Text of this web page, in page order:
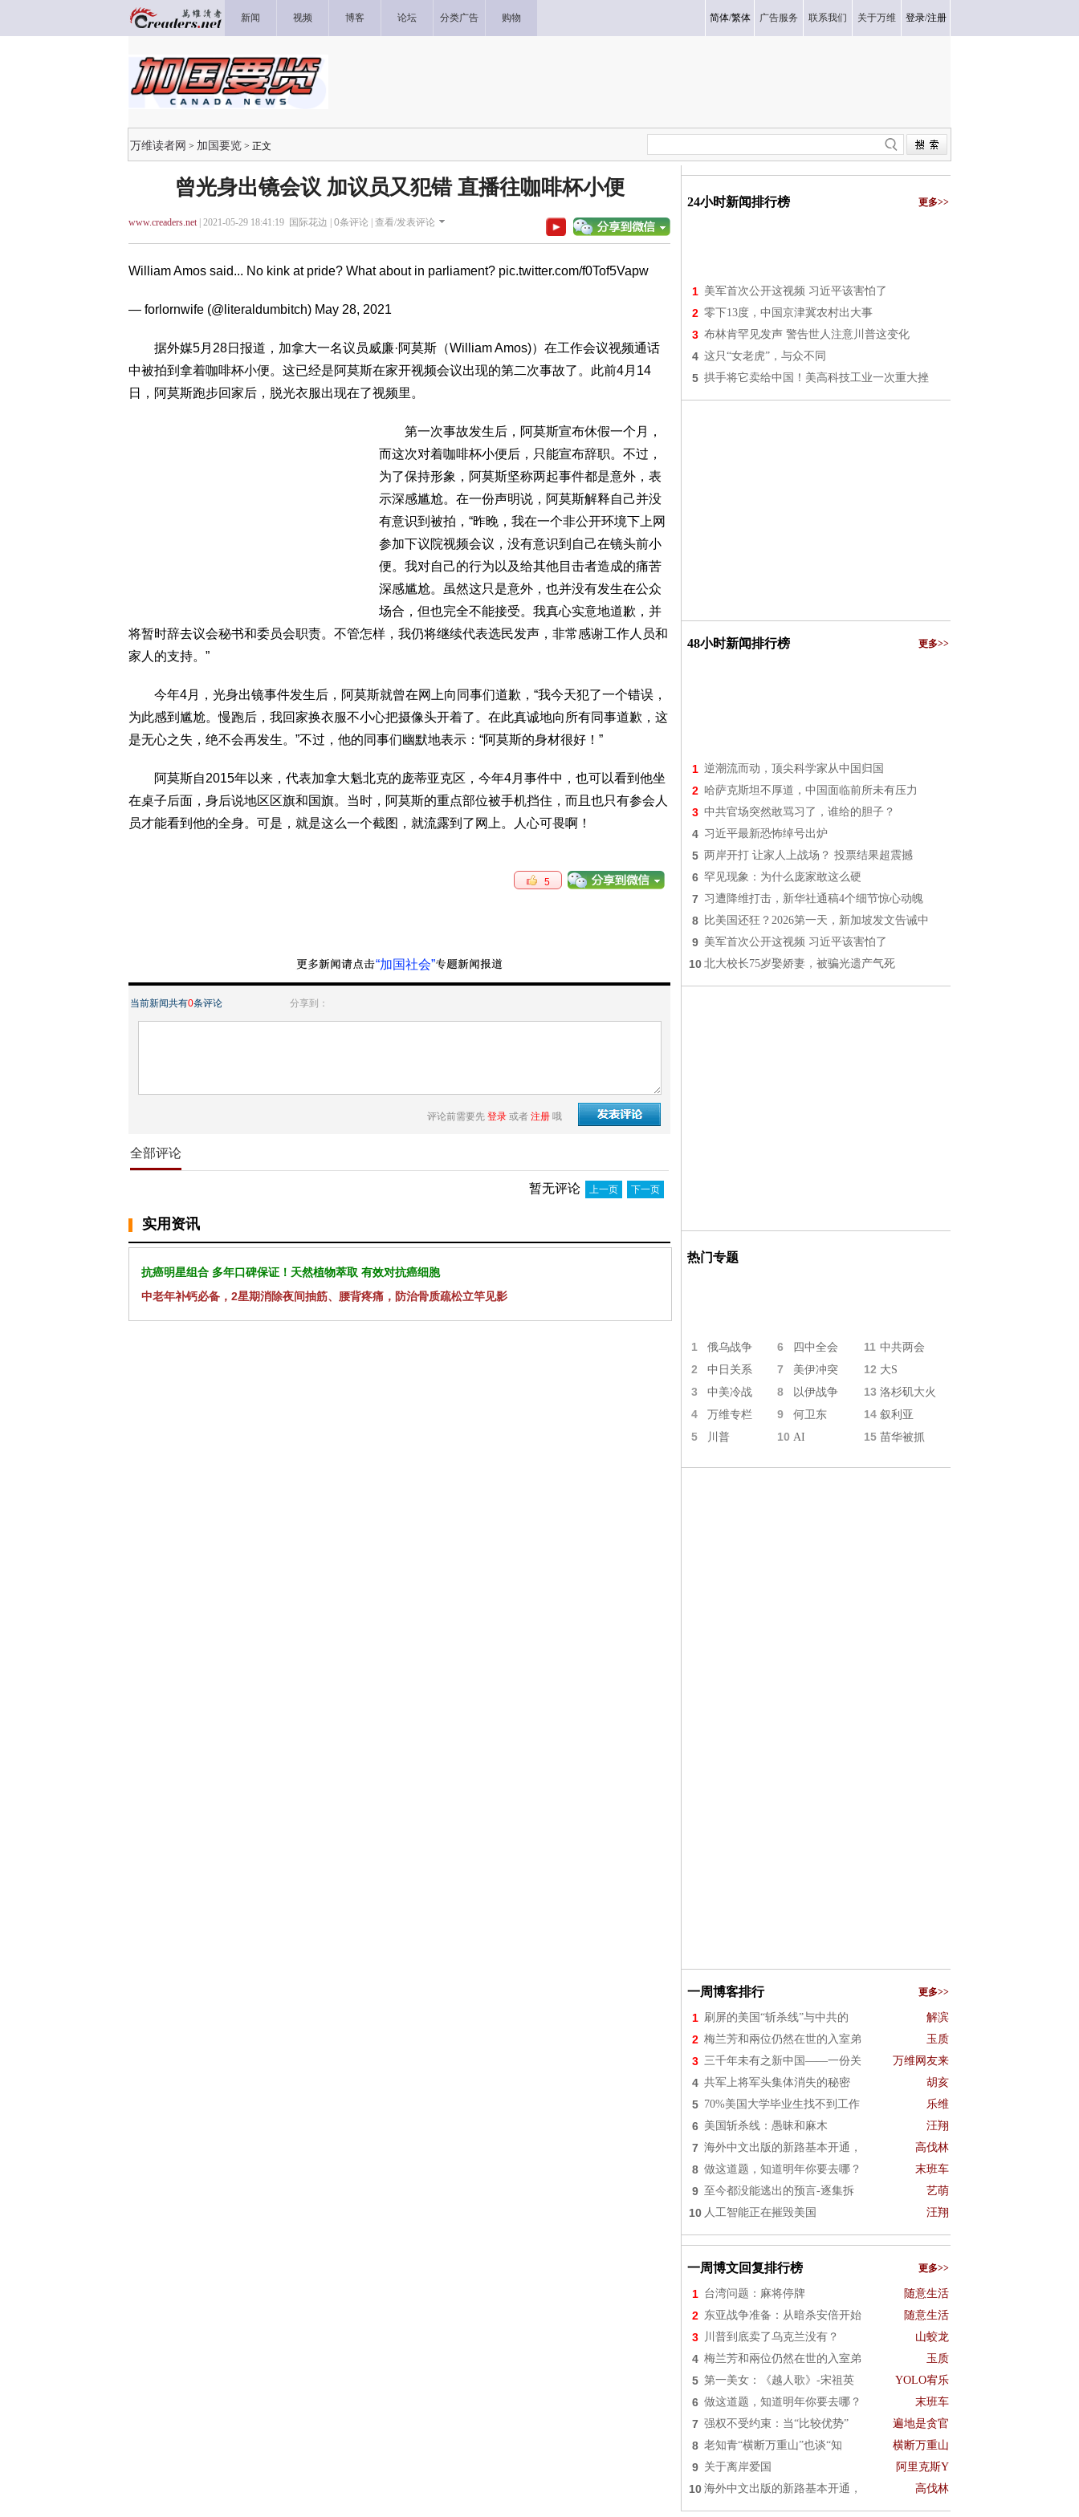
新闻 视频 博客 论坛 分类广告 购物 简体/繁体 广告服务 联系我们 关于万维 登录/注册
万维读者网 > 加国要览 > 正文
曾光身出镜会议 加议员又犯错 直播往咖啡杯小便
www.creaders.net| 2021-05-29 18:41:19 国际花边 | 0条评论 | 查看/发表评论
William Amos said... No kink at pride? What about in parliament? pic.twitter.com/f0Tof5Vapw
— forlornwife (@literaldumbitch) May 28, 2021
据外媒5月28日报道，加拿大一名议员威廉·阿莫斯（William Amos)）在工作会议视频通话
中被拍到拿着咖啡杯小便。这已经是阿莫斯在家开视频会议出现的第二次事故了。此前4月14
日，阿莫斯跑步回家后，脱光衣服出现在了视频里。
第一次事故发生后，阿莫斯宣布休假一个月，
而这次对着咖啡杯小便后，只能宣布辞职。不过，
为了保持形象，阿莫斯坚称两起事件都是意外，表
示深感尴尬。在一份声明说，阿莫斯解释自己并没
有意识到被拍，“昨晚，我在一个非公开环境下上网
参加下议院视频会议，没有意识到自己在镜头前小
便。我对自己的行为以及给其他目击者造成的痛苦
深感尴尬。虽然这只是意外，也并没有发生在公众
场合，但也完全不能接受。我真心实意地道歉，并
将暂时辞去议会秘书和委员会职责。不管怎样，我仍将继续代表选民发声，非常感谢工作人员和
家人的支持。”
今年4月，光身出镜事件发生后，阿莫斯就曾在网上向同事们道歉，“我今天犯了一个错误，
为此感到尴尬。慢跑后，我回家换衣服不小心把摄像头开着了。在此真诚地向所有同事道歉，这
是无心之失，绝不会再发生。”不过，他的同事们幽默地表示：“阿莫斯的身材很好！”
阿莫斯自2015年以来，代表加拿大魁北克的庞蒂亚克区，今年4月事件中，也可以看到他坐
在桌子后面，身后说地区区旗和国旗。当时，阿莫斯的重点部位被手机挡住，而且也只有参会人
员才能看到他的全身。可是，就是这么一个截图，就流露到了网上。人心可畏啊！
5
“加国社会”
当前新闻共有0条评论 分享到：
评论前需要先 登录 或者 注册 哦
全部评论
暂无评论 上一页 下一页
实用资讯
抗癌明星组合 多年口碑保证！天然植物萃取 有效对抗癌细胞
中老年补钙必备，2星期消除夜间抽筋、腰背疼痛，防治骨质疏松立竿见影
24小时新闻排行榜 更多>>
1 美军首次公开这视频 习近平该害怕了
2 零下13度，中国京津冀农村出大事
3 布林肯罕见发声 警告世人注意川普这变化
4 这只“女老虎”，与众不同
5 拱手将它卖给中国！美高科技工业一次重大挫
48小时新闻排行榜 更多>>
1 逆潮流而动，顶尖科学家从中国归国
2 哈萨克斯坦不厚道，中国面临前所未有压力
3 中共官场突然敢骂习了，谁给的胆子？
4 习近平最新恐怖绰号出炉
5 两岸开打 让家人上战场？ 投票结果超震撼
6 罕见现象：为什么庞家敢这么硬
7 习遭降维打击，新华社通稿4个细节惊心动魄
8 比美国还狂？2026第一天，新加坡发文告诫中
9 美军首次公开这视频 习近平该害怕了
10 北大校长75岁娶娇妻，被骗光遗产气死
热门专题
1 俄乌战争 6 四中全会 11 中共两会
2 中日关系 7 美伊冲突 12 大S
3 中美冷战 8 以伊战争 13 洛杉矶大火
4 万维专栏 9 何卫东 14 叙利亚
5 川普 10 AI 15 苗华被抓
一周博客排行 更多>>
1 刷屏的美国“斩杀线”与中共的 解滨
2 梅兰芳和兩位仍然在世的入室弟 玉质
3 三千年未有之新中国——一份关 万维网友来
4 共军上将军头集体消失的秘密 胡亥
5 70%美国大学毕业生找不到工作 乐维
6 美国斩杀线：愚昧和麻木 汪翔
7 海外中文出版的新路基本开通， 高伐林
8 做这道题，知道明年你要去哪？ 末班车
9 至今都没能逃出的预言-逐集拆 艺萌
10 人工智能正在摧毁美国 汪翔
一周博文回复排行榜 更多>>
1 台湾问题：麻将停牌 随意生活
2 东亚战争准备：从暗杀安倍开始 随意生活
3 川普到底卖了乌克兰没有？ 山蛟龙
4 梅兰芳和兩位仍然在世的入室弟 玉质
5 第一美女：《越人歌》-宋祖英 YOLO宥乐
6 做这道题，知道明年你要去哪？ 末班车
7 强权不受约束：当“比较优势” 遍地是贪官
8 老知青“横断万重山”也谈“知 横断万重山
9 关于离岸爱国 阿里克斯Y
10 海外中文出版的新路基本开通， 高伐林